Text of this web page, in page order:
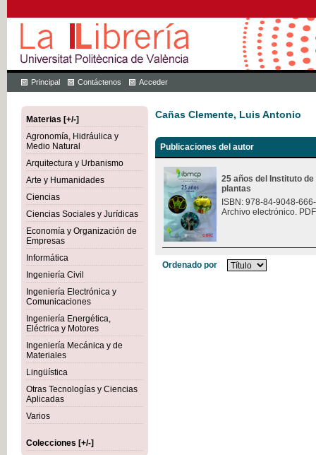
Principal Contáctenos Acceder
Materias [+/-]
Agronomía, Hidráulica y
Medio Natural
Arquitectura y Urbanismo
Arte y Humanidades
Ciencias
Ciencias Sociales y Jurídicas
Economía y Organización de
Empresas
Informática
Ingeniería Civil
Ingeniería Electrónica y
Comunicaciones
Ingeniería Energética,
Eléctrica y Motores
Ingeniería Mecánica y de
Materiales
Lingüística
Otras Tecnologías y Ciencias
Aplicadas
Varios
Colecciones [+/-]
Cañas Clemente, Luis Antonio
Publicaciones del autor
25 años del Instituto
plantas
ISBN: 978-84-9048-
Archivo electrónico.
Ordenado por